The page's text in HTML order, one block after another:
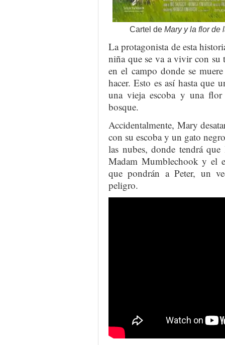
Cartel de Mary y la flor de
La protagonista de esta
niña que se va a vivir con su
en el campo donde se
hacer. Esto es así hasta que
una vieja escoba y una
bosque.
Accidentalmente, Mary
con su escoba y un gato
las nubes, donde tendrá
Madam Mumblechook y el
que pondrán a Peter, un
peligro.